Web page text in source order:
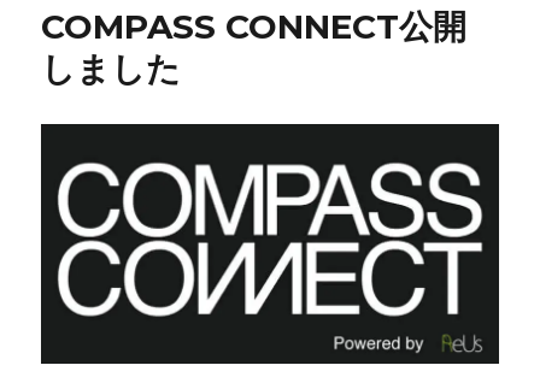
COMPASS CONNECT公開
しました